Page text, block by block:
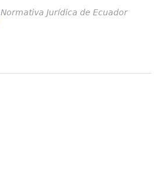
Normativa Jurídica de Ecuador